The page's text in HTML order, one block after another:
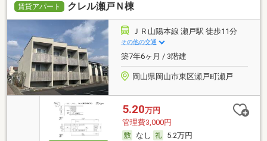
賃貸アパート クレル瀬戸Ｎ棟
ＪＲ山陽本線 瀬戸駅 徒歩11分
その他の交通
築7年6ヶ月 / 3階建
岡山県岡山市東区瀬戸町瀬戸
5.20万円
管理費3,000円
なし
5.2万円